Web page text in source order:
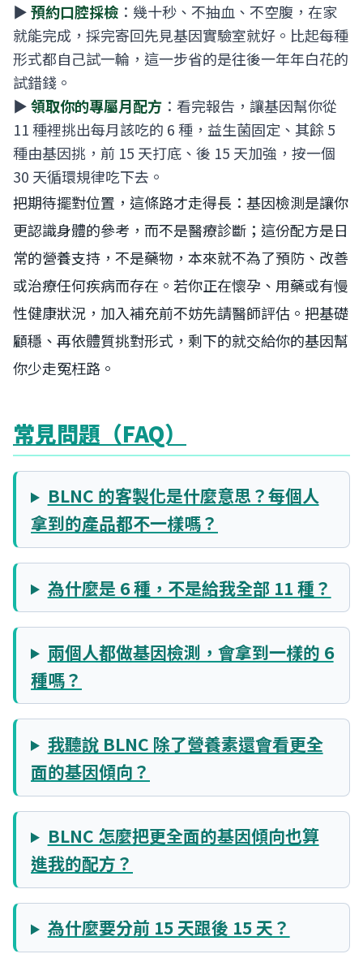
▶預約口腔採檢 ：幾十秒、不抽血、不空腹，在家
就能完成，採完寄回先見基因實驗室就好。比起每種
形式都自己試一輪，這一步省的是往後一年年白花的
試錯錢。
▶領取你的專屬月配方 ：看完報告，讓基因幫你從
11 種裡挑出每月該吃的 6 種，益生菌固定、其餘 5
種由基因挑，前 15 天打底、後 15 天加強，按一個
30 天循環規律吃下去。
把期待擺對位置，這條路才走得長：基因檢測是讓你
更認識身體的參考，而不是醫療診斷；這份配方是日
常的營養支持，不是藥物，本來就不為了預防、改善
或治療任何疾病而存在。若你正在懷孕、用藥或有慢
性健康狀況，加入補充前不妨先請醫師評估。把基礎
顧穩、再依體質挑對形式，剩下的就交給你的基因幫
你少走冤枉路。
常見問題（FAQ）
BLNC 的客製化是什麼意思？每個人
拿到的產品都不一樣嗎？
為什麼是 6 種，不是給我全部 11 種？
兩個人都做基因檢測，會拿到一樣的 6
種嗎？
我聽說 BLNC 除了營養素還會看更全
面的基因傾向？
BLNC 怎麼把更全面的基因傾向也算
進我的配方？
為什麼要分前 15 天跟後 15 天？